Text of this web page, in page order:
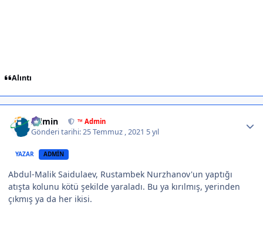
Alıntı
Admin ™ Admin
Gönderi tarihi:25 Temmuz , 2021 5 yıl
YAZAR ADMIN
Abdul-Malik Saidulaev, Rustambek Nurzhanov'un yaptığı
atışta kolunu kötü şekilde yaraladı. Bu ya kırılmış, yerinden
çıkmış ya da her ikisi.